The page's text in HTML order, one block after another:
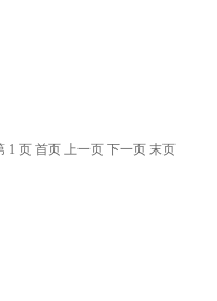
1 页 首页 上一页 下一页 末页